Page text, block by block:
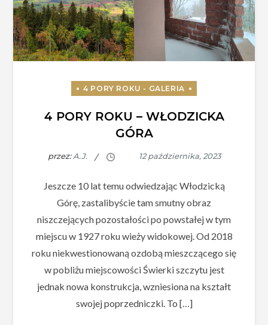
4 PORY ROKU – WŁODZICKA
GÓRA
przez:A.J.
Jeszcze 10 lat temu odwiedzając Włodzicką
Górę, zastalibyście tam smutny obraz
niszczejących pozostałości po powstałej w tym
miejscu w 1927 roku wieży widokowej. Od 2018
roku niekwestionowaną ozdobą mieszczącego się
w pobliżu miejscowości Świerki szczytu jest
jednak nowa konstrukcja, wzniesiona na kształt
swojej poprzedniczki. To […]